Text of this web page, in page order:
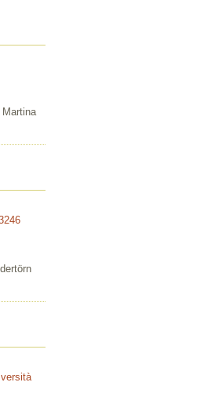
Martina